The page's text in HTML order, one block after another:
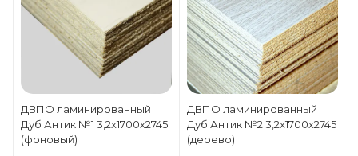
ДВПО ламинированный
Дуб Антик №1 3,2х1700х2745
(фоновый)
ДВПО ламинированный
Дуб Антик №2 3,2х1700х2745
(дерево)